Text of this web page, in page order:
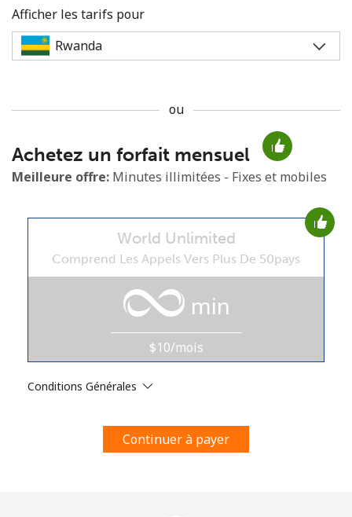
Aucun mot de passe créé
8 caractères minimum
Une lettre majuscule et une lettre minuscule
En créant un compte sur ce site, j'accepte les présentes
Afficher les tarifs pour
ou
Achetez un forfait mensuel
Meilleure offre: Minutes illimitées - Fixes et mobiles
World Unlimited
Comprend Les Appels Vers Plus De 50pays
min
$10/mois
Conditions Générales
Continuer à payer